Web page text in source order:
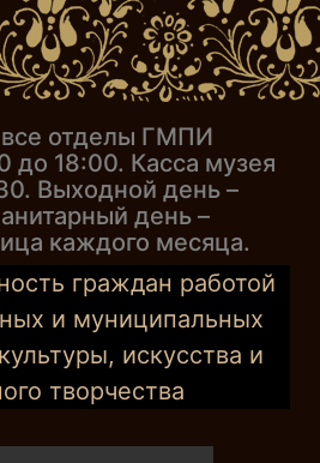
все отделы ГМПИ
до 18:00. Касса музея
Выходной день –
день –
каждого месяца.
граждан работой
и муниципальных
искусства и
творчества